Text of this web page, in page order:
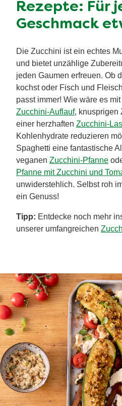
Rezepte: Für
Geschmack
Die Zucchini ist ein echtes
und bietet unzählige
jeden Gaumen erfreuen. Ob
kochst oder Fisch und
passt immer! Wie wäre es
Zucchini-Auflauf, knusprigen
einer herzhaften Zucchini-
Kohlenhydrate reduzieren
Spaghetti eine fantastische
veganen Zucchini-Pfanne
Pfanne mit Zucchini und
unwiderstehlich. Selbst roh
ein Genuss!
Tipp: Entdecke noch mehr
unserer umfangreichen